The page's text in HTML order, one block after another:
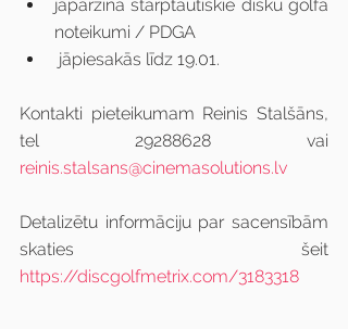
jāpārzina starptautiskie disku golfa
noteikumi / PDGA
jāpiesakās līdz 19.01.
Kontakti pieteikumam Reinis Stalšāns,
reinis.stalsans@cinemasolutions.lv
Detalizētu informāciju par sacensībām
https://discgolfmetrix.com/3183318